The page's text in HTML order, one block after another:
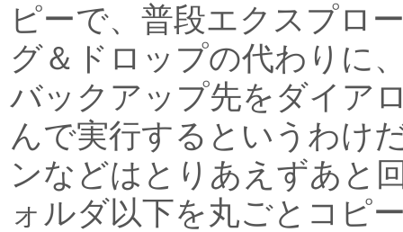
ピーで、普段エクスプロ
グ＆ドロップの代わりに
バックアップ先をダイア
んで実行するというわけ
ンなどはとりあえずあと
ォルダ以下を丸ごとコピ